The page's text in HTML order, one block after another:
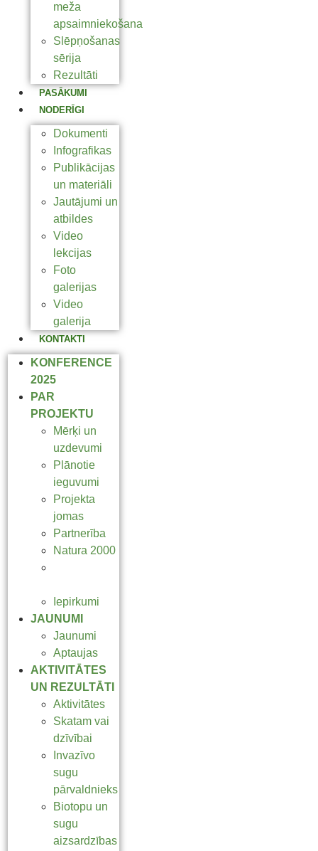
meža
apsaimniekošana
Slēpņošanas
sērija
Rezultāti
PASĀKUMI
NODERĪGI
Dokumenti
Infografikas
Publikācijas
un materiāli
Jautājumi un
atbildes
Video
lekcijas
Foto
galerijas
Video
galerija
KONTAKTI
KONFERENCE
2025
PAR
PROJEKTU
Mērķi un
uzdevumi
Plānotie
ieguvumi
Projekta
jomas
Partnerība
Natura 2000
Iepirkumi
JAUNUMI
Jaunumi
Aptaujas
AKTIVITĀTES
UN REZULTĀTI
Aktivitātes
Skatam vai
dzīvībai
Invazīvo
sugu
pārvaldnieks
Biotopu un
sugu
aizsardzības